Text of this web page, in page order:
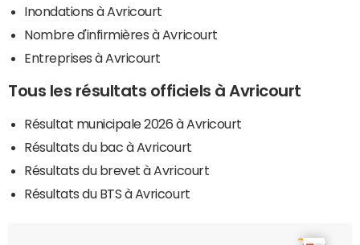
Inondations à Avricourt
Nombre d'infirmières à Avricourt
Entreprises à Avricourt
Tous les résultats officiels à Avricourt
Résultat municipale 2026 à Avricourt
Résultats du bac à Avricourt
Résultats du brevet à Avricourt
Résultats du BTS à Avricourt